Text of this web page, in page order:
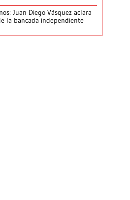
Juan Diego Vásquez aclara
la bancada independiente